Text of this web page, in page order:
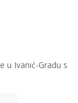
u Ivanić-Gradu s